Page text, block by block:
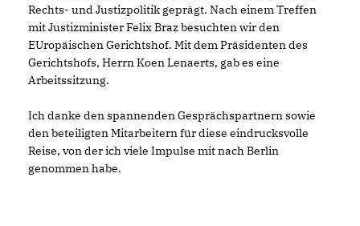
Rechts- und Justizpolitik geprägt. Nach einem Treffen
mit Justizminister Felix Braz besuchten wir den
EUropäischen Gerichtshof. Mit dem Präsidenten des
Gerichtshofs, Herrn Koen Lenaerts, gab es eine
Arbeitssitzung.
Ich danke den spannenden Gesprächspartnern sowie
den beteiligten Mitarbeitern für diese eindrucksvolle
Reise, von der ich viele Impulse mit nach Berlin
genommen habe.